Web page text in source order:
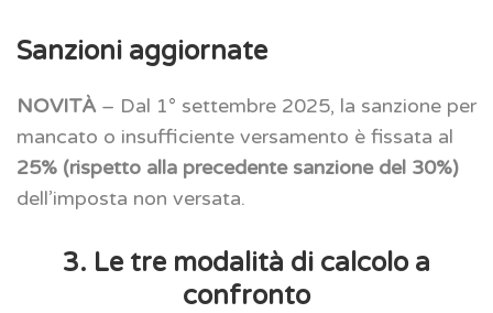
Sanzioni aggiornate
NOVITÀ – Dal 1° settembre 2025, la sanzione per
mancato o insufficiente versamento è fissata al
25% (rispetto alla precedente sanzione del 30%)
dell’imposta non versata.
3. Le tre modalità di calcolo a
confronto